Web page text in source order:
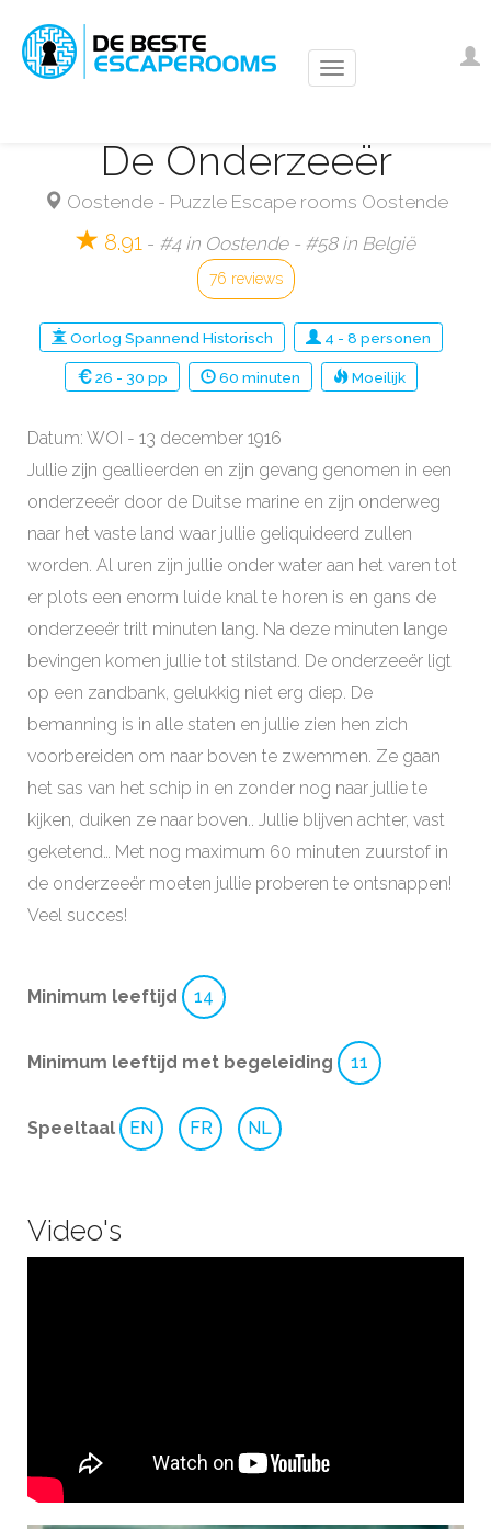
naar
De Onderzeeër
Oostende- Puzzle Escape rooms Oostende
8.91- #4 in Oostende - #58 in België
76 reviews
Oorlog Spannend Historisch 4 - 8 personen
26 - 30 pp 60 minuten Moeilijk
Datum: WOI - 13 december 1916
Jullie zijn geallieerden en zijn gevang genomen in een
onderzeeër door de Duitse marine en zijn onderweg
naar het vaste land waar jullie geliquideerd zullen
worden. Al uren zijn jullie onder water aan het varen tot
er plots een enorm luide knal te horen is en gans de
onderzeeër trilt minuten lang. Na deze minuten lange
bevingen komen jullie tot stilstand. De onderzeeër ligt
op een zandbank, gelukkig niet erg diep. De
bemanning is in alle staten en jullie zien hen zich
voorbereiden om naar boven te zwemmen. Ze gaan
het sas van het schip in en zonder nog naar jullie te
kijken, duiken ze naar boven.. Jullie blijven achter, vast
geketend… Met nog maximum 60 minuten zuurstof in
de onderzeeër moeten jullie proberen te ontsnappen!
Veel succes!
Minimum leeftijd 14
Minimum leeftijd met begeleiding 11
Speeltaal EN FR NL
Video's